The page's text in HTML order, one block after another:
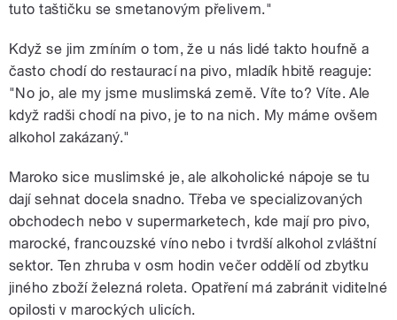
tuto taštičku se smetanovým přelivem."
Když se jim zmíním o tom, že u nás lidé takto houfně a
často chodí do restaurací na pivo, mladík hbitě reaguje:
"No jo, ale my jsme muslimská země. Víte to? Víte. Ale
když radši chodí na pivo, je to na nich. My máme ovšem
alkohol zakázaný."
Maroko sice muslimské je, ale alkoholické nápoje se tu
dají sehnat docela snadno. Třeba ve specializovaných
obchodech nebo v supermarketech, kde mají pro pivo,
marocké, francouzské víno nebo i tvrdší alkohol zvláštní
sektor. Ten zhruba v osm hodin večer oddělí od zbytku
jiného zboží železná roleta. Opatření má zabránit viditelné
opilosti v marockých ulicích.